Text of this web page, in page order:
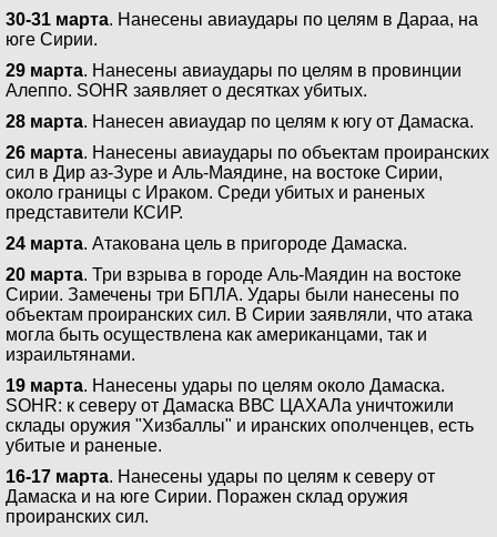
30-31 марта. Нанесены авиаудары по целям в Дараа, на
юге Сирии.
29 марта. Нанесены авиаудары по целям в провинции
Алеппо. SOHR заявляет о десятках убитых.
28 марта. Нанесен авиаудар по целям к югу от Дамаска.
26 марта. Нанесены авиаудары по объектам проиранских
сил в Дир аз-Зуре и Аль-Маядине, на востоке Сирии,
около границы с Ираком. Среди убитых и раненых
представители КСИР.
24 марта. Атакована цель в пригороде Дамаска.
20 марта. Три взрыва в городе Аль-Маядин на востоке
Сирии. Замечены три БПЛА. Удары были нанесены по
объектам проиранских сил. В Сирии заявляли, что атака
могла быть осуществлена как американцами, так и
израильтянами.
19 марта. Нанесены удары по целям около Дамаска.
SOHR: к северу от Дамаска ВВС ЦАХАЛа уничтожили
склады оружия "Хизбаллы" и иранских ополченцев, есть
убитые и раненые.
16-17 марта. Нанесены удары по целям к северу от
Дамаска и на юге Сирии. Поражен склад оружия
проиранских сил.